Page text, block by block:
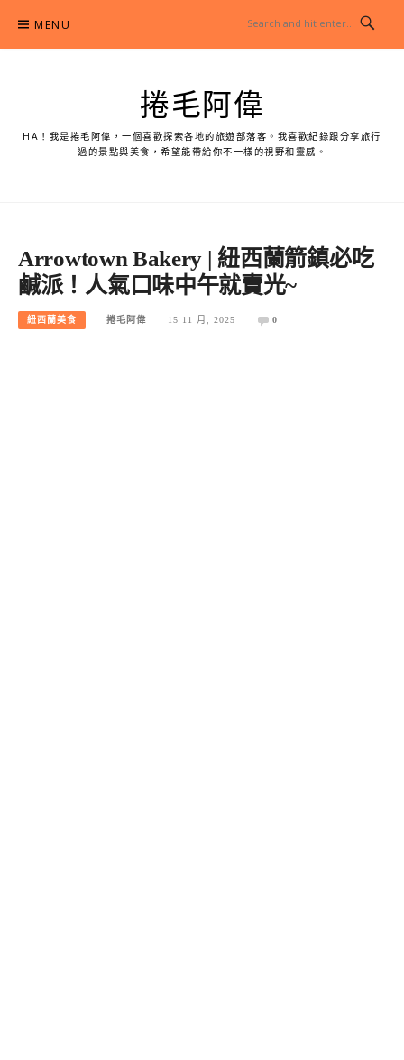
content
MENU
捲毛阿偉
HA！我是捲毛阿偉，一個喜歡探索各地的旅遊部落客。我喜歡紀錄跟分享旅行
過的景點與美食，希望能帶給你不一樣的視野和靈感。
Arrowtown Bakery | 紐西蘭箭鎮必吃
鹹派！人氣口味中午就賣光~
紐西蘭美食 捲毛阿偉 15 11 月, 2025 0